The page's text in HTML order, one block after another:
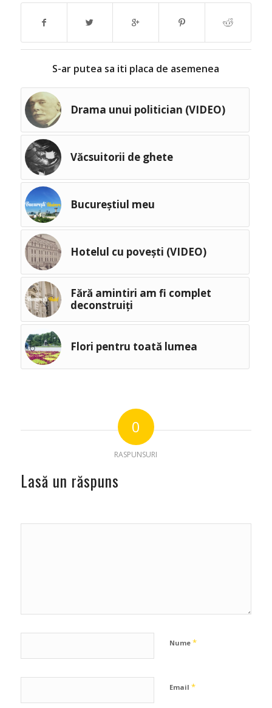
S-ar putea sa iti placa de asemenea
Drama unui politician (VIDEO)
Văcsuitorii de ghete
Bucureștiul meu
Hotelul cu povești (VIDEO)
Fără amintiri am fi complet
deconstruiți
Flori pentru toată lumea
0
RASPUNSURI
Lasă un răspuns
Nume *
Email *